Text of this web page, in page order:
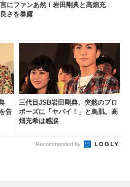
にファンあ然！岩田剛典と高畑充
さを暴露
告
三代目JSB岩田剛典、突然のプロ
ポーズに「ヤバイ！」と鳥肌。高
畑充希は感涙
Recommended by